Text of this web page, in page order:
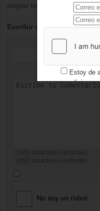
mejorar los asuntos jurídicos,
Escribir un comentario
1000
caracteres restantes
1000
caracteres restantes
No soy un robot
Estoy de
condiciones